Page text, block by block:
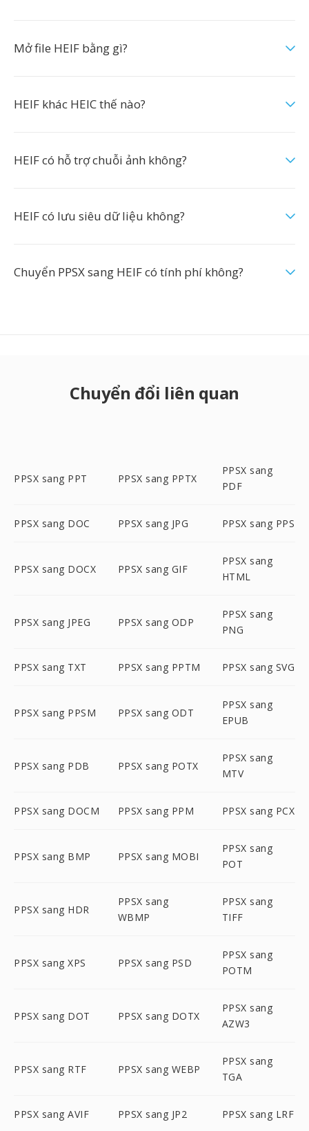
Mở file HEIF bằng gì?
HEIF khác HEIC thế nào?
HEIF có hỗ trợ chuỗi ảnh không?
HEIF có lưu siêu dữ liệu không?
Chuyển PPSX sang HEIF có tính phí không?
Chuyển đổi liên quan
PPSX sang PPT PPSX sang PPTX
PPSX sang
PDF
PPSX sang DOC PPSX sang JPG PPSX sang PPS
PPSX sang DOCX PPSX sang GIF
PPSX sang
HTML
PPSX sang JPEG PPSX sang ODP
PPSX sang
PNG
PPSX sang TXT PPSX sang PPTM PPSX sang SVG
PPSX sang PPSM PPSX sang ODT
PPSX sang
EPUB
PPSX sang PDB PPSX sang POTX
PPSX sang
MTV
PPSX sang DOCM PPSX sang PPM PPSX sang PCX
PPSX sang BMP PPSX sang MOBI
PPSX sang
POT
PPSX sang HDR
PPSX sang
WBMP
PPSX sang
TIFF
PPSX sang XPS PPSX sang PSD
PPSX sang
POTM
PPSX sang DOT PPSX sang DOTX
PPSX sang
AZW3
PPSX sang RTF PPSX sang WEBP
PPSX sang
TGA
PPSX sang AVIF PPSX sang JP2 PPSX sang LRF